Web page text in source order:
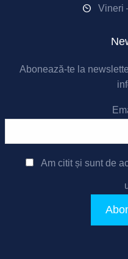
Vineri
Abonează-te la
Am citit și sunt de